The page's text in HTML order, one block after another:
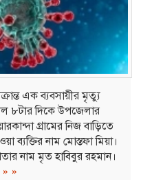
এক ব্যবসায়ীর মৃত্যু
৮টার দিকে উপজেলার
গ্রামের নিজ বাড়িতে
ব্যক্তির নাম মোস্তফা মিয়া।
নাম মৃত হাবিবুর রহমান।
» »